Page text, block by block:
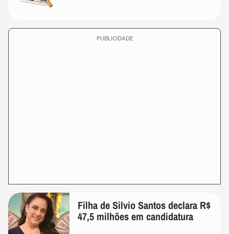
PUBLICIDADE
Filha de Silvio Santos declara R$
47,5 milhões em candidatura